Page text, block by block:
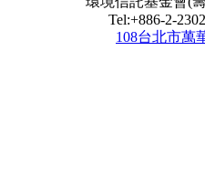
Tel:+886-2-
108台北市萬